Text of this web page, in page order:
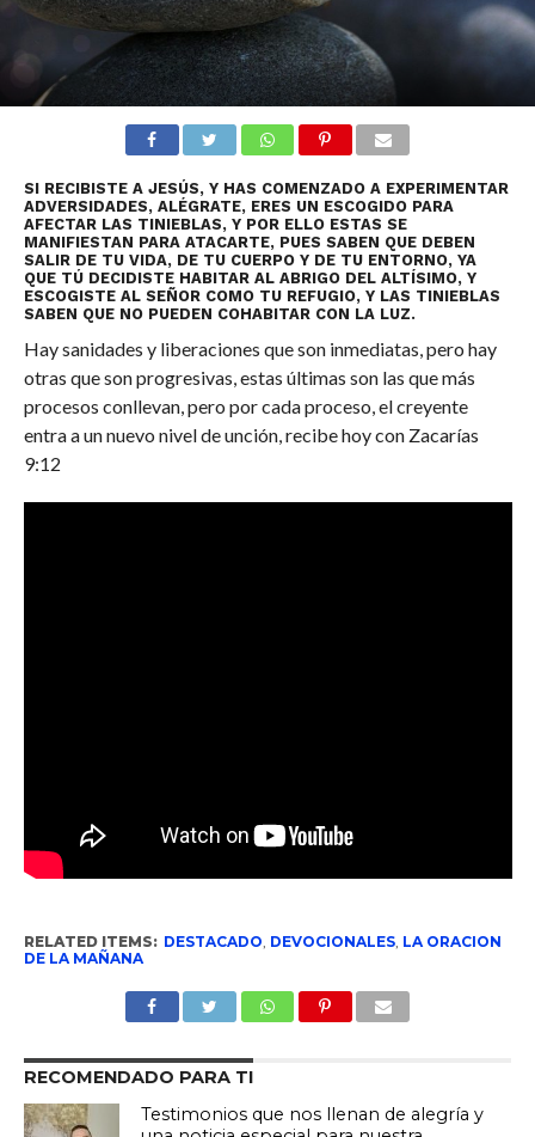
SI RECIBISTE A JESÚS, Y HAS COMENZADO A EXPERIMENTAR
ADVERSIDADES, ALÉGRATE, ERES UN ESCOGIDO PARA
AFECTAR LAS TINIEBLAS, Y POR ELLO ESTAS SE
MANIFIESTAN PARA ATACARTE, PUES SABEN QUE DEBEN
SALIR DE TU VIDA, DE TU CUERPO Y DE TU ENTORNO, YA
QUE TÚ DECIDISTE HABITAR AL ABRIGO DEL ALTÍSIMO, Y
ESCOGISTE AL SEÑOR COMO TU REFUGIO, Y LAS TINIEBLAS
SABEN QUE NO PUEDEN COHABITAR CON LA LUZ.
Hay sanidades y liberaciones que son inmediatas, pero hay
otras que son progresivas, estas últimas son las que más
procesos conllevan, pero por cada proceso, el creyente
entra a un nuevo nivel de unción, recibe hoy con Zacarías
9:12
RELATED ITEMS: DESTACADO DEVOCIONALES, LA ORACION
DE LA MAÑANA
RECOMENDADO PARA TI
Testimonios que nos llenan de alegría y